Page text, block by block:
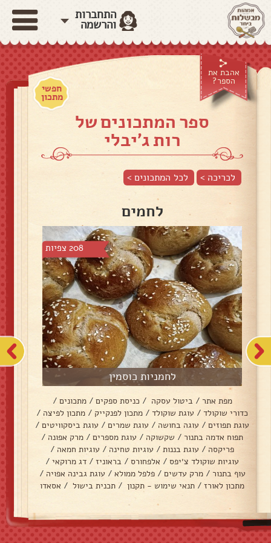
התחברות
והרשמה
אהבת את
הספר?
חפשי
מתכון
ספר המתכונים של
רות ג'יבלי
לכריכה > לכל המתכונים >
לחמים
208 צפיות
לחמניות כוסמין
מפת אתר / ביטול עסקה / כניסת ספקים / מתכונים /
כדורי שוקולד / עוגת שוקולד / מתכון לפנקייק / מתכון לפיצה /
עוגת תפוזים / עוגה בחושה / עוגת שמרים / עוגת ביסקוויטים /
תפוח אדמה בתנור / שקשוקה / עוגת מספרים / מרק אפונה /
פריקסה / עוגת בננות / עוגיות טחינה / עוגיות חמאה /
עוגיות שוקולד צ׳יפס / אלפחורס / בראוניז / דג מרוקאי /
עוף בתנור / מרק עדשים / פלפל ממולא / עוגת גבינה אפויה /
מתכון לאורז / תנאי שימוש - תקנון / תכנית בישול / אסאדו